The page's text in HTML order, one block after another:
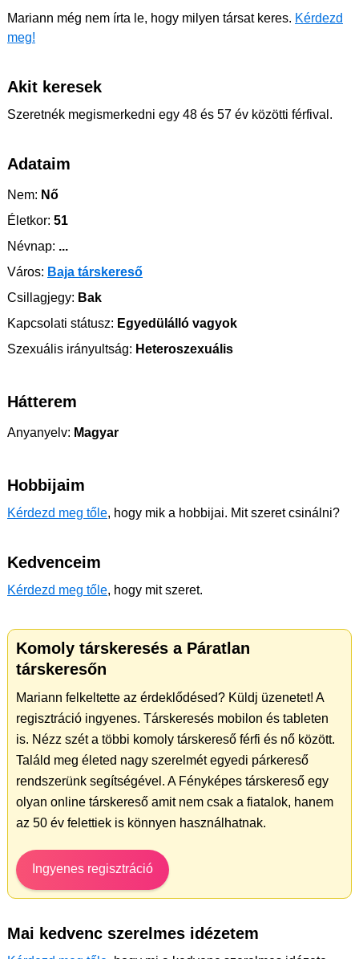
Mariann még nem írta le, hogy milyen társat keres. Kérdezd
meg!
Akit keresek
Szeretnék megismerkedni egy 48 és 57 év közötti férfival.
Adataim
Nem: Nő
Életkor: 51
Névnap: ...
Város: Baja társkereső
Csillagjegy: Bak
Kapcsolati státusz: Egyedülálló vagyok
Szexuális irányultság: Heteroszexuális
Hátterem
Anyanyelv: Magyar
Hobbijaim
Kérdezd meg tőle, hogy mik a hobbijai. Mit szeret csinálni?
Kedvenceim
Kérdezd meg tőle, hogy mit szeret.
Komoly társkeresés a Páratlan
társkeresőn
Mariann felkeltette az érdeklődésed? Küldj üzenetet! A
regisztráció ingyenes. Társkeresés mobilon és tableten
is. Nézz szét a többi komoly társkereső férfi és nő között.
Találd meg életed nagy szerelmét egyedi párkereső
rendszerünk segítségével. A Fényképes társkereső egy
olyan online társkereső amit nem csak a fiatalok, hanem
az 50 év felettiek is könnyen használhatnak.
Ingyenes regisztráció
Mai kedvenc szerelmes idézetem